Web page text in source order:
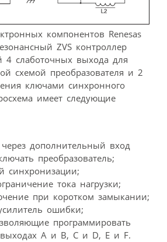
компонентов Renesas
ZVS контроллер
слаботочных выхода для
схемой преобразователя и 2
ключами синхронного
имеет следующие
дополнительный вход
преобразователь;
синхронизации;
тока нагрузки;
при коротком замыкании;
ошибки;
программировать
A и B, C и D, E и F.